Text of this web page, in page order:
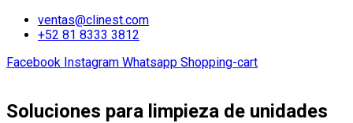
ventas@clinest.com
+52 81 8333 3812
Facebook Instagram Whatsapp Shopping-cart
Soluciones para limpieza de unidades